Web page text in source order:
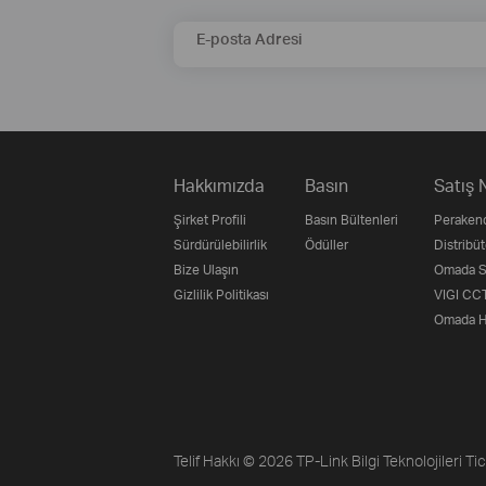
E-posta Adresi
Hakkımızda
Şirket Profili
Sürdürülebilirlik
Bize Ulaşın
Gizlilik Politikası
Basın
Basın Bültenleri
Ödüller
Satış
Omada
VIGI
Omada
Telif Hakkı © 2026 TP-Link Bilgi Teknolojileri Tic.